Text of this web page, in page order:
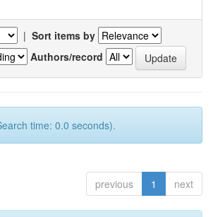
| Sort items by
Authors/record
time: 0.0 seconds).
previous 1 next